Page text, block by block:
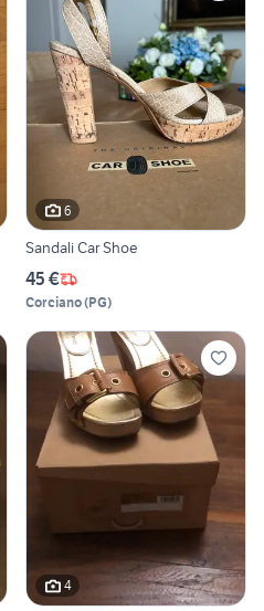
6
Sandali Car Shoe
45 €
Corciano(PG)
4